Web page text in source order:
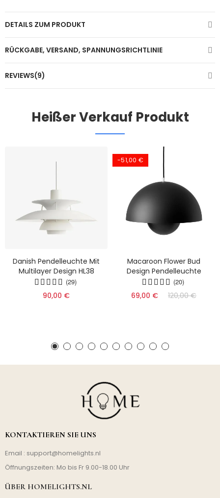
DETAILS ZUM PRODUKT
RÜCKGABE, VERSAND, SPANNUNGSRICHTLINIE
REVIEWS(9)
Heißer Verkauf Produkt
Danish Pendelleuchte Mit
Multilayer Design HL38
(29)
90,00 €
-51,00 €
Macaroon Flower Bud
Design Pendelleuchte
(20)
69,00 € 120,00 €
KONTAKTIEREN SIE UNS
Email : support@homelights.nl
Öffnungszeiten: Mo bis Fr 9.00-18.00 Uhr
ÜBER HOMELIGHTS.NL